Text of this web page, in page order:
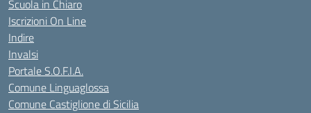
Scuola in Chiaro
Iscrizioni On Line
Indire
Invalsi
Portale S.O.F.I.A.
Comune Linguaglossa
Comune Castiglione di Sicilia